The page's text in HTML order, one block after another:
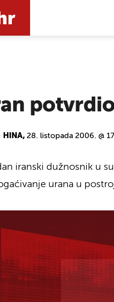
HINA, 28. listopada 2006. @
iranski dužnosnik u
urana u